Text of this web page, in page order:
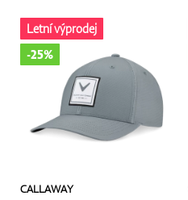
CALLAWAY
Letní výprodej
-25%